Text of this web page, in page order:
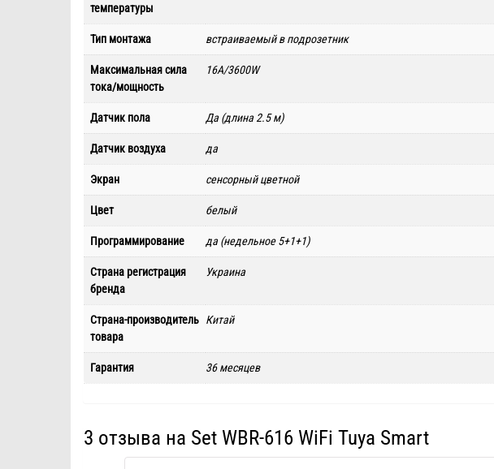
температуры
Тип монтажа встраиваемый в подрозетник
Максимальная сила
тока/мощность
16А/3600W
Датчик пола Да (длина 2.5 м)
Датчик воздуха да
Экран сенсорный цветной
Цвет белый
Программирование да (недельное 5+1+1)
Страна регистрация
бренда
Украина
Страна-производитель
товара
Китай
Гарантия 36 месяцев
3 отзыва на Set WBR-616 WiFi Tuya Smart